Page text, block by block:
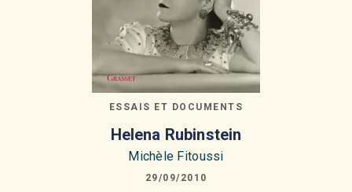
ESSAIS ET DOCUMENTS
Helena Rubinstein
Michèle Fitoussi
29/09/2010